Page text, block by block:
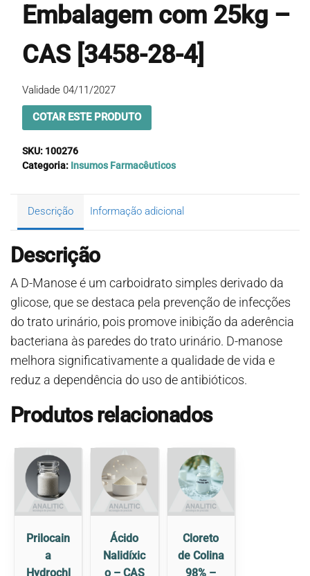
Embalagem com 25kg –
CAS [3458-28-4]
Validade 04/11/2027
COTAR ESTE PRODUTO
SKU: 100276
Categoria: Insumos Farmacêuticos
Descrição Informação adicional
Descrição
A D-Manose é um carboidrato simples derivado da
glicose, que se destaca pela prevenção de infecções
do trato urinário, pois promove inibição da aderência
bacteriana às paredes do trato urinário. D-manose
melhora significativamente a qualidade de vida e
reduz a dependência do uso de antibióticos.
Produtos relacionados
Prilocain
a
Hydrochl
Ácido
Nalidíxic
o – CAS
Cloreto
de Colina
98% –